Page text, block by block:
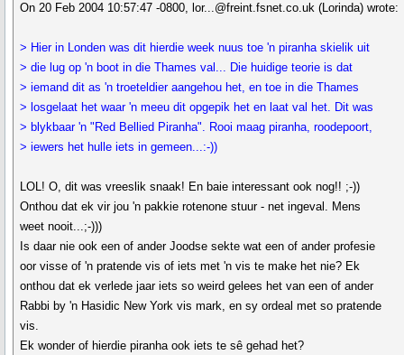
On 20 Feb 2004 10:57:47 -0800, lor...@freint.fsnet.co.uk (Lorinda) wrote:
> Hier in Londen was dit hierdie week nuus toe 'n piranha skielik uit
> die lug op 'n boot in die Thames val... Die huidige teorie is dat
> iemand dit as 'n troeteldier aangehou het, en toe in die Thames
> losgelaat het waar 'n meeu dit opgepik het en laat val het. Dit was
> blykbaar 'n "Red Bellied Piranha". Rooi maag piranha, roodepoort,
> iewers het hulle iets in gemeen...:-))
LOL! O, dit was vreeslik snaak! En baie interessant ook nog!! ;-))
Onthou dat ek vir jou 'n pakkie rotenone stuur - net ingeval. Mens
weet nooit...;-)))
Is daar nie ook een of ander Joodse sekte wat een of ander profesie
oor visse of 'n pratende vis of iets met 'n vis te make het nie? Ek
onthou dat ek verlede jaar iets so weird gelees het van een of ander
Rabbi by 'n Hasidic New York vis mark, en sy ordeal met so pratende
vis.
Ek wonder of hierdie piranha ook iets te sê gehad het?